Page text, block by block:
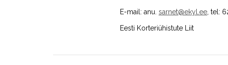
E-mail: anu. sarnet@ekyl.ee , tel:
Eesti Korteriühistute Liit